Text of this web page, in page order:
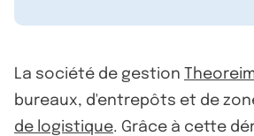
La société de gestion
bureaux, d'entrepôts et de
de logistique. Grâce à cette